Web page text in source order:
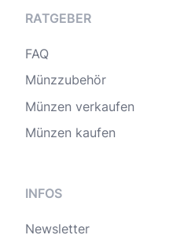
RATGEBER
FAQ
Münzzubehör
Münzen verkaufen
Münzen kaufen
INFOS
Newsletter